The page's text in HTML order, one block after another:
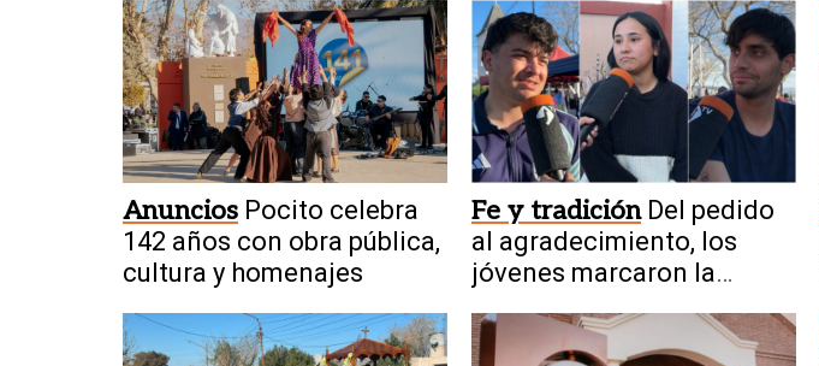
Anuncios Pocito celebra
142 años con obra pública,
cultura y homenajes
Fe y tradición Del pedido
al agradecimiento, los
jóvenes marcaron la
Cayetano